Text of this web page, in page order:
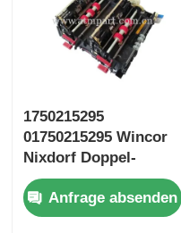
1750215295
01750215295 Wincor
Nixdorf Doppel-
Extraktionsgerät
MDMS CMD-V5 DA
Anfrage absenden